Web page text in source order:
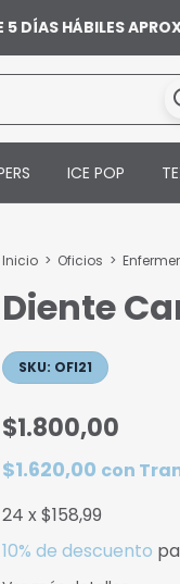
5 DÍAS HÁBILES
ICE POP
Inicio > Oficios >
Diente
SKU: OFI21
$1.800,00
$1.620,00 con
24 x$158,99
10% de descuento